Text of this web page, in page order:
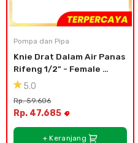
Cat dan Kimia
Pompa dan Pipa
Knie Drat Dalam Air Panas
Rifeng 1/2" - Female
Elbow L1216x1/2F
5.0
Rp. 59.606
Rp. 47.685
+ Keranjang